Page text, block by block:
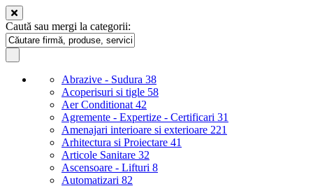
Caută sau mergi la categorii:
Abrazive - Sudura 38
Acoperisuri si tigle 58
Aer Conditionat 42
Agremente - Expertize - Certificari 31
Amenajari interioare si exterioare 221
Arhitectura si Proiectare 41
Articole Sanitare 32
Ascensoare - Lifturi 8
Automatizari 82